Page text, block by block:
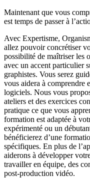
Maintenant que vous
est temps de passer à
Avec Expertisme,
allez pouvoir concrétiser
possibilité de maîtriser les
avec un accent particulier
graphistes. Vous serez
vous aidera à comprendre
logiciels. Nous vous
ateliers et des exercices
pratique ce que vous
formation est adaptée à
expérimenté ou un
bénéficierez d’une
spécifiques. En plus de
aiderons à développer
travailler en équipe, des
post-production vidéo.